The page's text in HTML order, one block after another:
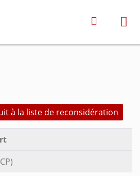
à la liste de reconsidération